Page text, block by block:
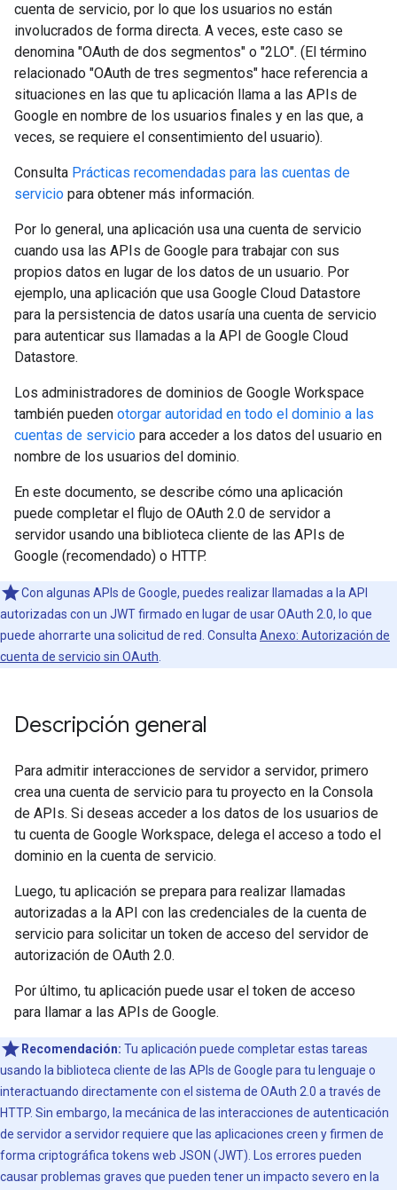
cuenta de servicio, por lo que los usuarios no están
involucrados de forma directa. A veces, este caso se
denomina "OAuth de dos segmentos" o "2LO". (El término
relacionado "OAuth de tres segmentos" hace referencia a
situaciones en las que tu aplicación llama a las APIs de
Google en nombre de los usuarios finales y en las que, a
veces, se requiere el consentimiento del usuario).
Consulta Prácticas recomendadas para las cuentas de
servicio para obtener más información.
Por lo general, una aplicación usa una cuenta de servicio
cuando usa las APIs de Google para trabajar con sus
propios datos en lugar de los datos de un usuario. Por
ejemplo, una aplicación que usa Google Cloud Datastore
para la persistencia de datos usaría una cuenta de servicio
para autenticar sus llamadas a la API de Google Cloud
Datastore.
Los administradores de dominios de Google Workspace
también pueden otorgar autoridad en todo el dominio a las
cuentas de servicio para acceder a los datos del usuario en
nombre de los usuarios del dominio.
En este documento, se describe cómo una aplicación
puede completar el flujo de OAuth 2.0 de servidor a
servidor usando una biblioteca cliente de las APIs de
Google (recomendado) o HTTP.
Con algunas APIs de Google, puedes realizar llamadas a la API
autorizadas con un JWT firmado en lugar de usar OAuth 2.0, lo que
puede ahorrarte una solicitud de red. Consulta Anexo: Autorización de
cuenta de servicio sin OAuth
Descripción general
Para admitir interacciones de servidor a servidor, primero
crea una cuenta de servicio para tu proyecto en la Consola
de APIs. Si deseas acceder a los datos de los usuarios de
tu cuenta de Google Workspace, delega el acceso a todo el
dominio en la cuenta de servicio.
Luego, tu aplicación se prepara para realizar llamadas
autorizadas a la API con las credenciales de la cuenta de
servicio para solicitar un token de acceso del servidor de
autorización de OAuth 2.0.
Por último, tu aplicación puede usar el token de acceso
para llamar a las APIs de Google.
Recomendación: Tu aplicación puede completar estas tareas
usando la biblioteca cliente de las APIs de Google para tu lenguaje o
interactuando directamente con el sistema de OAuth 2.0 a través de
HTTP. Sin embargo, la mecánica de las interacciones de autenticación
de servidor a servidor requiere que las aplicaciones creen y firmen de
forma criptográfica tokens web JSON (JWT). Los errores pueden
causar problemas graves que pueden tener un impacto severo en la